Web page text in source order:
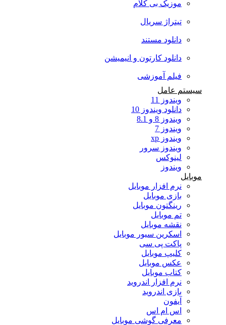
موزیک بی کلام
تیتراژ سریال
دانلود مستند
دانلود کارتون و انیمیشن
فیلم آموزشی
سیستم عامل
ویندوز 11
دانلود ویندوز 10
ویندوز 8 و 8.1
ویندوز 7
ویندوز xp
ویندوز سرور
لینوکس
ویندوز
موبایل
نرم افزار موبایل
بازی موبایل
رینگتون موبایل
تم موبایل
نقشه موبایل
اسکرین سیور موبایل
پاکت پی سی
کلیپ موبایل
عکس موبایل
کتاب موبایل
نرم افزار اندروید
بازی اندروید
آیفون
اس ام اس
معرفی گوشی موبایل